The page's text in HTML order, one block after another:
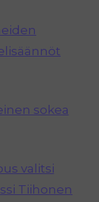
sokea
valitsi
Tiihonen